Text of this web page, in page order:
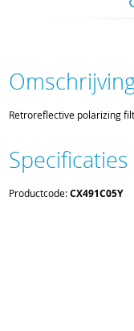
Retroreflective polarizing
Specificaties
Productcode:CX491C05Y